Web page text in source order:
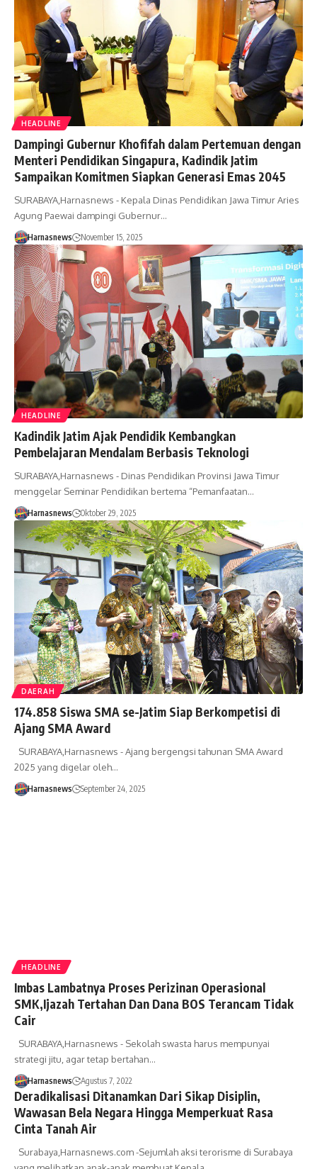
HEADLINE
Dampingi Gubernur Khofifah dalam Pertemuan dengan
Menteri Pendidikan Singapura, Kadindik Jatim
Sampaikan Komitmen Siapkan Generasi Emas 2045
SURABAYA,Harnasnews - Kepala Dinas Pendidikan Jawa Timur Aries
Agung Paewai dampingi Gubernur…
Harnasnews November 15, 2025
HEADLINE
Kadindik Jatim Ajak Pendidik Kembangkan
Pembelajaran Mendalam Berbasis Teknologi
SURABAYA,Harnasnews - Dinas Pendidikan Provinsi Jawa Timur
menggelar Seminar Pendidikan bertema “Pemanfaatan…
Harnasnews Oktober 29, 2025
DAERAH
174.858 Siswa SMA se-Jatim Siap Berkompetisi di
Ajang SMA Award
SURABAYA,Harnasnews - Ajang bergengsi tahunan SMA Award
2025 yang digelar oleh…
Harnasnews September 24, 2025
HEADLINE
Imbas Lambatnya Proses Perizinan Operasional
SMK,Ijazah Tertahan Dan Dana BOS Terancam Tidak
Cair
SURABAYA,Harnasnews - Sekolah swasta harus mempunyai
strategi jitu, agar tetap bertahan…
Harnasnews Agustus 7, 2022
Deradikalisasi Ditanamkan Dari Sikap Disiplin,
Wawasan Bela Negara Hingga Memperkuat Rasa
Cinta Tanah Air
Surabaya,Harnasnews.com -Sejumlah aksi terorisme di Surabaya